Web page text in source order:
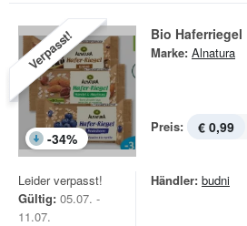
Verpasst!
-34%
Bio Haferriegel
Marke: Alnatura
Preis: € 0,99
Leider verpasst!
Gültig: 05.07. -
11.07.
Händler: budni